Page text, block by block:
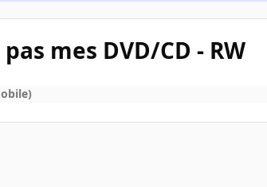
mes DVD/CD - RW